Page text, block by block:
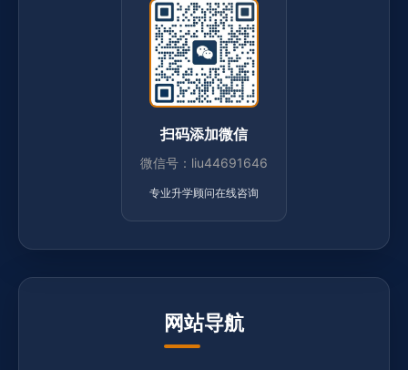
扫码添加微信
微信号：liu44691646
专业升学顾问在线咨询
网站导航